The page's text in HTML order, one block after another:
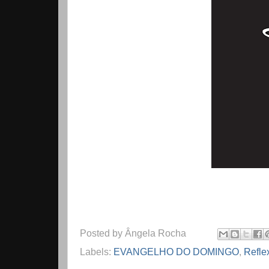
Posted by Ângela Rocha
Labels: EVANGELHO DO DOMINGO,